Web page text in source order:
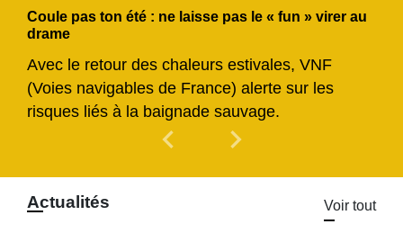
Coule pas ton été : ne laisse pas le « fun » virer au
drame
Avec le retour des chaleurs estivales, VNF
(Voies navigables de France) alerte sur les
risques liés à la baignade sauvage.
chevron_left Previous
chevron_right
Actualités Voir tout